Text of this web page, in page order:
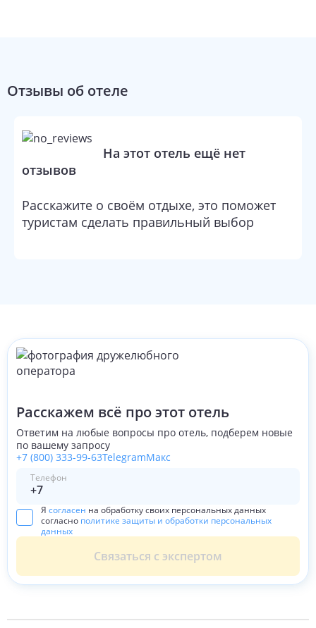
Отзывы об отеле
На этот отель ещё нет
отзывов
Расскажите о своём отдыхе, это поможет
туристам сделать правильный выбор
Расскажем всё про этот отель
Ответим на любые вопросы про отель, подберем новые
по вашему запросу
+7 (800) 333-99-63TelegramМакс
Телефон
Я согласен на обработку своих персональных данных
согласно политике защиты и обработки персональных
данных
Связаться с экспертом